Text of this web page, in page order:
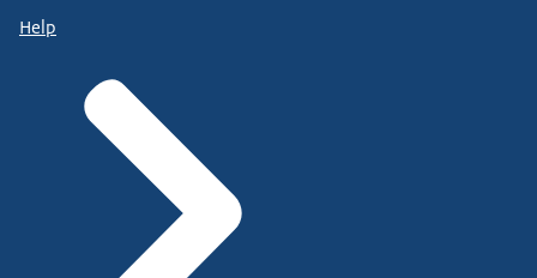
Help